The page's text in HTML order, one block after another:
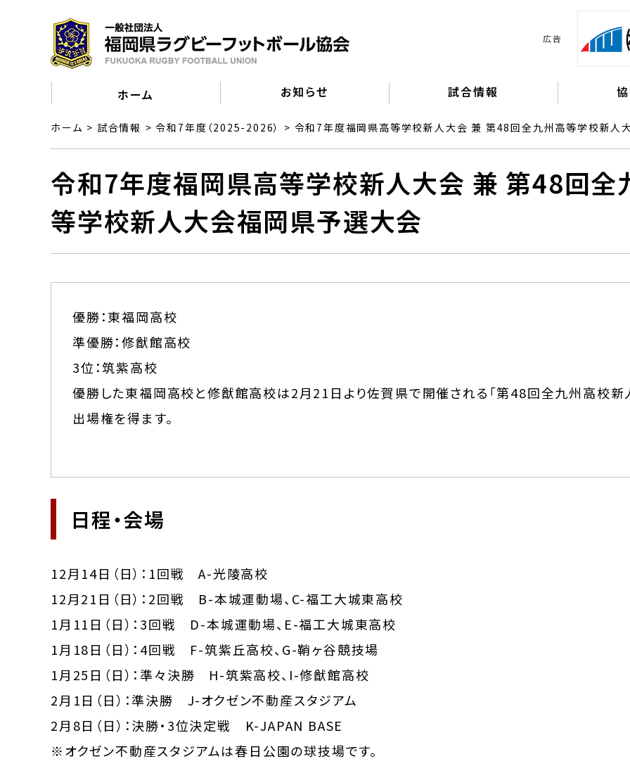
広告
ホーム お知らせ 試合情報
ホーム 試合情報 令和7年度（2025-2026） 令和7年度福岡県高等学校新人大会 兼 第48回全九州高等学校新人
令和7年度福岡県高等学校新人大会 兼 第48回全
等学校新人大会福岡県予選大会
優勝：東福岡高校
準優勝：修猷館高校
3位：筑紫高校
優勝した東福岡高校と修猷館高校は2月21日より佐賀県で開催される「第48回全九州高校新
出場権を得ます。
日程・会場
12月14日（日）：1回戦 A-光陵高校
12月21日（日）：2回戦 B-本城運動場、C-福工大城東高校
1月11日（日）：3回戦 D-本城運動場、E-福工大城東高校
1月18日（日）：4回戦 F-筑紫丘高校、G-鞘ヶ谷競技場
1月25日（日）：準々決勝 H-筑紫高校、I-修猷館高校
2月1日（日）：準決勝 J-オクゼン不動産スタジアム
2月8日（日）：決勝・3位決定戦 K-JAPAN BASE
※オクゼン不動産スタジアムは春日公園の球技場です。